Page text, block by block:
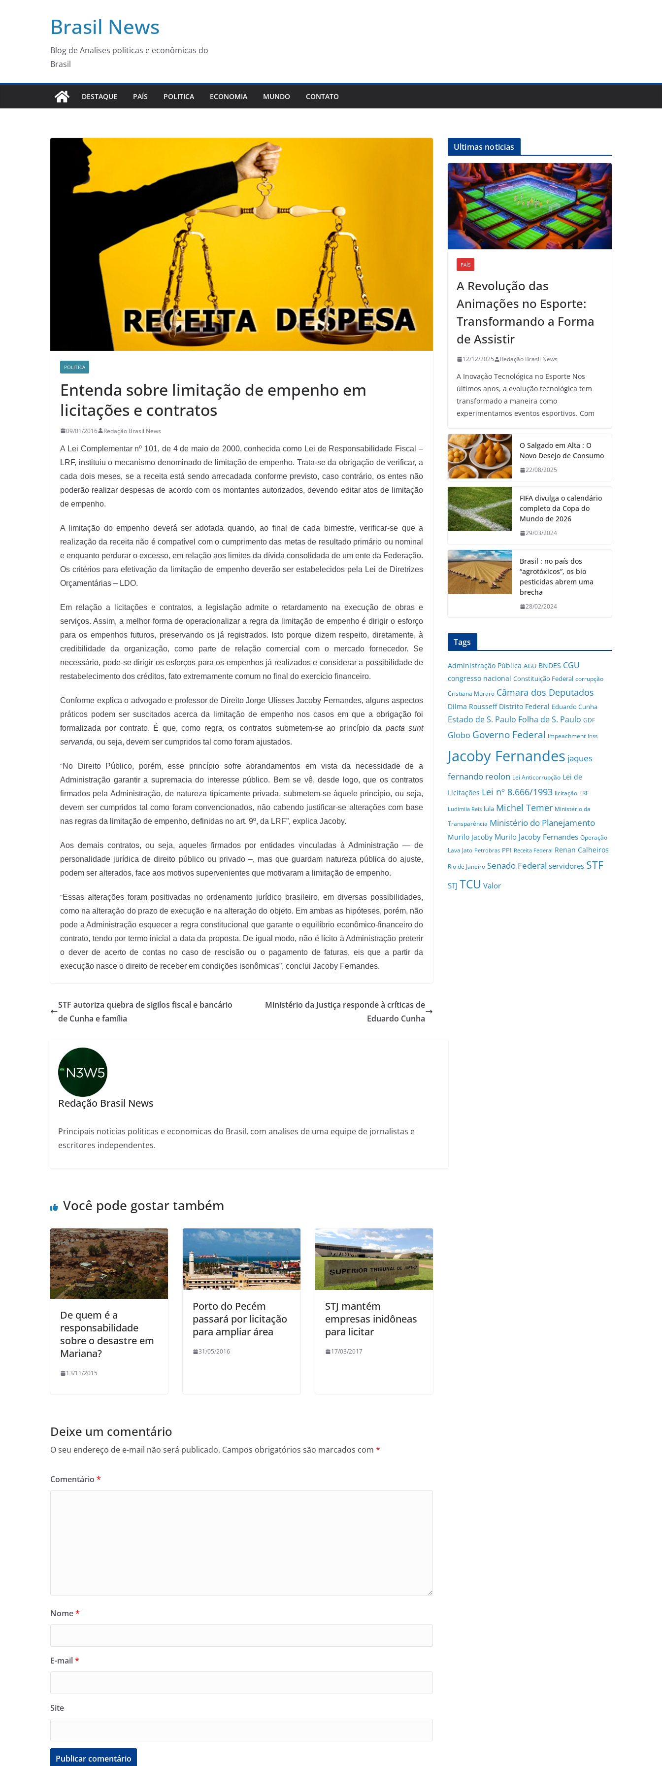
Brasil News
Blog de Analises politicas e econômicas do
Brasil
DESTAQUE PAÍS POLITICA ECONOMIA MUNDO CONTATO
POLITICA
Entenda sobre limitação de empenho em
licitações e contratos
09/01/2016 Redação Brasil News
A Lei Complementar nº 101, de 4 de maio de 2000, conhecida como Lei de Responsabilidade Fiscal –
LRF, instituiu o mecanismo denominado de limitação de empenho. Trata-se da obrigação de verificar, a
cada dois meses, se a receita está sendo arrecadada conforme previsto, caso contrário, os entes não
poderão realizar despesas de acordo com os montantes autorizados, devendo editar atos de limitação
de empenho.
A limitação do empenho deverá ser adotada quando, ao final de cada bimestre, verificar-se que a
realização da receita não é compatível com o cumprimento das metas de resultado primário ou nominal
e enquanto perdurar o excesso, em relação aos limites da dívida consolidada de um ente da Federação.
Os critérios para efetivação da limitação de empenho deverão ser estabelecidos pela Lei de Diretrizes
Orçamentárias – LDO.
Em relação a licitações e contratos, a legislação admite o retardamento na execução de obras e
serviços. Assim, a melhor forma de operacionalizar a regra da limitação de empenho é dirigir o esforço
para os empenhos futuros, preservando os já registrados. Isto porque dizem respeito, diretamente, à
credibilidade da organização, como parte de relação comercial com o mercado fornecedor. Se
necessário, pode-se dirigir os esforços para os empenhos já realizados e considerar a possibilidade de
restabelecimento dos créditos, fato extremamente comum no final do exercício financeiro.
Conforme explica o advogado e professor de Direito Jorge Ulisses Jacoby Fernandes, alguns aspectos
práticos podem ser suscitados acerca da limitação de empenho nos casos em que a obrigação foi
formalizada por contrato. É que, como regra, os contratos submetem-se ao princípio da pacta sunt
servanda, ou seja, devem ser cumpridos tal como foram ajustados.
“No Direito Público, porém, esse princípio sofre abrandamentos em vista da necessidade de a
Administração garantir a supremacia do interesse público. Bem se vê, desde logo, que os contratos
firmados pela Administração, de natureza tipicamente privada, submetem-se àquele princípio, ou seja,
devem ser cumpridos tal como foram convencionados, não cabendo justificar-se alterações com base
nas regras da limitação de empenho, definidas no art. 9º, da LRF”, explica Jacoby.
Aos demais contratos, ou seja, aqueles firmados por entidades vinculadas à Administração — de
personalidade jurídica de direito público ou privado –, mas que guardam natureza pública do ajuste,
podem ser alterados, face aos motivos supervenientes que motivaram a limitação de empenho.
“Essas alterações foram positivadas no ordenamento jurídico brasileiro, em diversas possibilidades,
como na alteração do prazo de execução e na alteração do objeto. Em ambas as hipóteses, porém, não
pode a Administração esquecer a regra constitucional que garante o equilíbrio econômico-financeiro do
contrato, tendo por termo inicial a data da proposta. De igual modo, não é lícito à Administração preterir
o dever de acerto de contas no caso de rescisão ou o pagamento de faturas, eis que a partir da
execução nasce o direito de receber em condições isonômicas”, conclui Jacoby Fernandes.
STF autoriza quebra de sigilos fiscal e bancário
de Cunha e família
Ministério da Justiça responde à críticas de
Eduardo Cunha
Redação Brasil News
Principais noticias politicas e economicas do Brasil, com analises de uma equipe de jornalistas e
escritores independentes.
Você pode gostar também
De quem é a
responsabilidade
sobre o desastre em
Mariana?
13/11/2015
Porto do Pecém
passará por licitação
para ampliar área
31/05/2016
STJ mantém
empresas inidôneas
para licitar
17/03/2017
Deixe um comentário
O seu endereço de e-mail não será publicado. Campos obrigatórios são marcados com *
Comentário *
Nome*
E-mail*
Site
Ultimas noticias
PAÍS
A Revolução das
Animações no Esporte:
Transformando a Forma
de Assistir
12/12/2025 Redação Brasil News
A Inovação Tecnológica no Esporte Nos
últimos anos, a evolução tecnológica tem
transformado a maneira como
experimentamos eventos esportivos. Com
O Salgado em Alta : O
Novo Desejo de Consumo
22/08/2025
FIFA divulga o calendário
completo da Copa do
Mundo de 2026
29/03/2024
Brasil : no país dos
“agrotóxicos”, os bio
pesticidas abrem uma
brecha
28/02/2024
Tags
Administração Pública AGU BNDES CGU
congresso nacional Constituição Federal corrupção
Cristiana Muraro Câmara dos Deputados
Dilma Rousseff Distrito Federal Eduardo Cunha
Estado de S. Paulo Folha de S. Paulo GDF
Globo Governo Federal impeachment inss
Jacoby Fernandes jaques
fernando reolon Lei Anticorrupção Lei de
Licitações Lei nº 8.666/1993 licitação LRF
Ludimila Reis lula Michel Temer Ministério da
Transparência Ministério do Planejamento
Murilo Jacoby Murilo Jacoby Fernandes Operação
Lava Jato Petrobras PPI Receita Federal Renan Calheiros
Rio de Janeiro Senado Federal servidores STF
STJ TCU Valor